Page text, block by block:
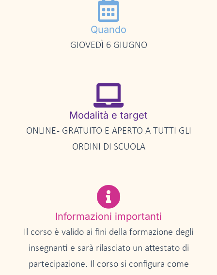
Quando
GIOVEDÌ 6 GIUGNO
Modalità e target
ONLINE - GRATUITO E APERTO A TUTTI GLI
ORDINI DI SCUOLA
Informazioni importanti
Il corso è valido ai fini della formazione degli
insegnanti e sarà rilasciato un attestato di
partecipazione. Il corso si configura come